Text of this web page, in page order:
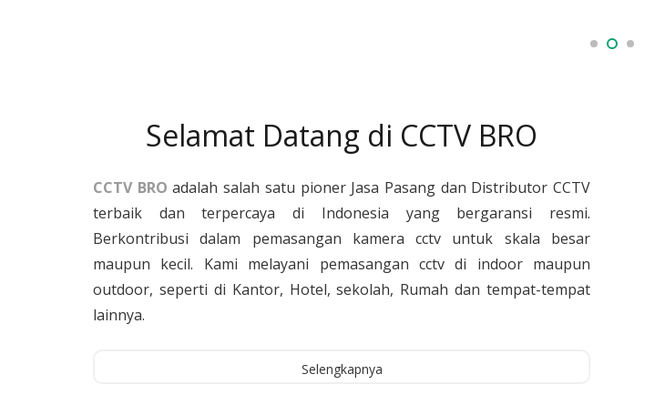
Selamat Datang di CCTV BRO
CCTV BRO adalah salah satu pioner Jasa Pasang dan Distributor CCTV
terbaik dan terpercaya di Indonesia yang bergaransi resmi.
Berkontribusi dalam pemasangan kamera cctv untuk skala besar
maupun kecil. Kami melayani pemasangan cctv di indoor maupun
outdoor, seperti di Kantor, Hotel, sekolah, Rumah dan tempat-tempat
lainnya.
Selengkapnya